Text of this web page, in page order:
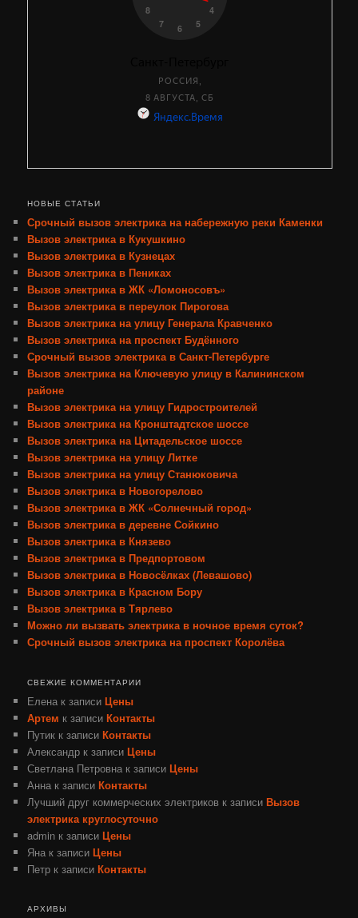
НОВЫЕ СТАТЬИ
Срочный вызов электрика на набережную реки Каменки
Вызов электрика в Кукушкино
Вызов электрика в Кузнецах
Вызов электрика в Пениках
Вызов электрика в ЖК «Ломоносовъ»
Вызов электрика в переулок Пирогова
Вызов электрика на улицу Генерала Кравченко
Вызов электрика на проспект Будённого
Срочный вызов электрика в Санкт-Петербурге
Вызов электрика на Ключевую улицу в Калининском
районе
Вызов электрика на улицу Гидростроителей
Вызов электрика на Кронштадтское шоссе
Вызов электрика на Цитадельское шоссе
Вызов электрика на улицу Литке
Вызов электрика на улицу Станюковича
Вызов электрика в Новогорелово
Вызов электрика в ЖК «Солнечный город»
Вызов электрика в деревне Сойкино
Вызов электрика в Князево
Вызов электрика в Предпортовом
Вызов электрика в Новосёлках (Левашово)
Вызов электрика в Красном Бору
Вызов электрика в Тярлево
Можно ли вызвать электрика в ночное время суток?
Срочный вызов электрика на проспект Королёва
СВЕЖИЕ КОММЕНТАРИИ
Елена к записиЦены
Артем к записиКонтакты
Путик к записиКонтакты
Александр к записиЦены
Светлана Петровна к записиЦены
Анна к записиКонтакты
Лучший друг коммерческих электриков к записиВызов
электрика круглосуточно
admin к записиЦены
Яна к записиЦены
Петр к записиКонтакты
АРХИВЫ